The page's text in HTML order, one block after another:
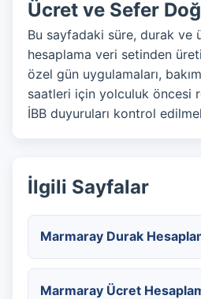
Ücret ve Sefer
Bu sayfadaki süre, durak ve
hesaplama veri setinden
özel gün uygulamaları,
saatleri için yolculuk öncesi
İBB duyuruları kontrol
İlgili Sayfalar
Marmaray Durak
Marmaray Ücret